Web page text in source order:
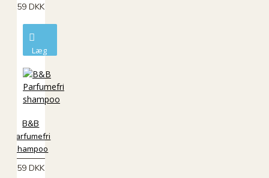
59 DKK
Læg
kurv
B&B
Parfumefri
shampoo
59 DKK